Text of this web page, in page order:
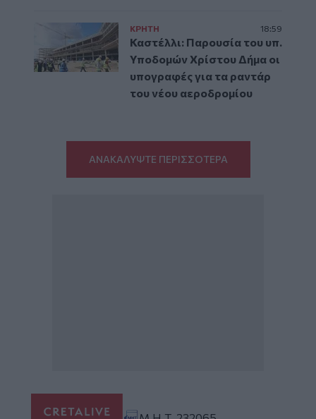
ΚΡΗΤΗ 18:59
Καστέλλι: Παρουσία του υπ.
Υποδομών Χρίστου Δήμα οι
υπογραφές για τα ραντάρ
του νέου αεροδρομίου
ΑΝΑΚΑΛΥΨΤΕ ΠΕΡΙΣΣΟΤΕΡΑ